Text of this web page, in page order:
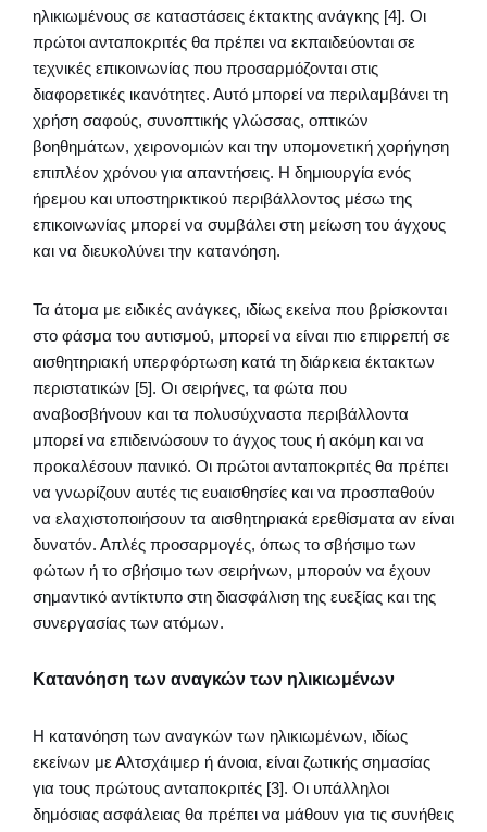
ηλικιωμένους σε καταστάσεις έκτακτης ανάγκης [4]. Οι
πρώτοι ανταποκριτές θα πρέπει να εκπαιδεύονται σε
τεχνικές επικοινωνίας που προσαρμόζονται στις
διαφορετικές ικανότητες. Αυτό μπορεί να περιλαμβάνει τη
χρήση σαφούς, συνοπτικής γλώσσας, οπτικών
βοηθημάτων, χειρονομιών και την υπομονετική χορήγηση
επιπλέον χρόνου για απαντήσεις. Η δημιουργία ενός
ήρεμου και υποστηρικτικού περιβάλλοντος μέσω της
επικοινωνίας μπορεί να συμβάλει στη μείωση του άγχους
και να διευκολύνει την κατανόηση.
Τα άτομα με ειδικές ανάγκες, ιδίως εκείνα που βρίσκονται
στο φάσμα του αυτισμού, μπορεί να είναι πιο επιρρεπή σε
αισθητηριακή υπερφόρτωση κατά τη διάρκεια έκτακτων
περιστατικών [5]. Οι σειρήνες, τα φώτα που
αναβοσβήνουν και τα πολυσύχναστα περιβάλλοντα
μπορεί να επιδεινώσουν το άγχος τους ή ακόμη και να
προκαλέσουν πανικό. Οι πρώτοι ανταποκριτές θα πρέπει
να γνωρίζουν αυτές τις ευαισθησίες και να προσπαθούν
να ελαχιστοποιήσουν τα αισθητηριακά ερεθίσματα αν είναι
δυνατόν. Απλές προσαρμογές, όπως το σβήσιμο των
φώτων ή το σβήσιμο των σειρήνων, μπορούν να έχουν
σημαντικό αντίκτυπο στη διασφάλιση της ευεξίας και της
συνεργασίας των ατόμων.
Κατανόηση των αναγκών των ηλικιωμένων
Η κατανόηση των αναγκών των ηλικιωμένων, ιδίως
εκείνων με Αλτσχάιμερ ή άνοια, είναι ζωτικής σημασίας
για τους πρώτους ανταποκριτές [3]. Οι υπάλληλοι
δημόσιας ασφάλειας θα πρέπει να μάθουν για τις συνήθεις